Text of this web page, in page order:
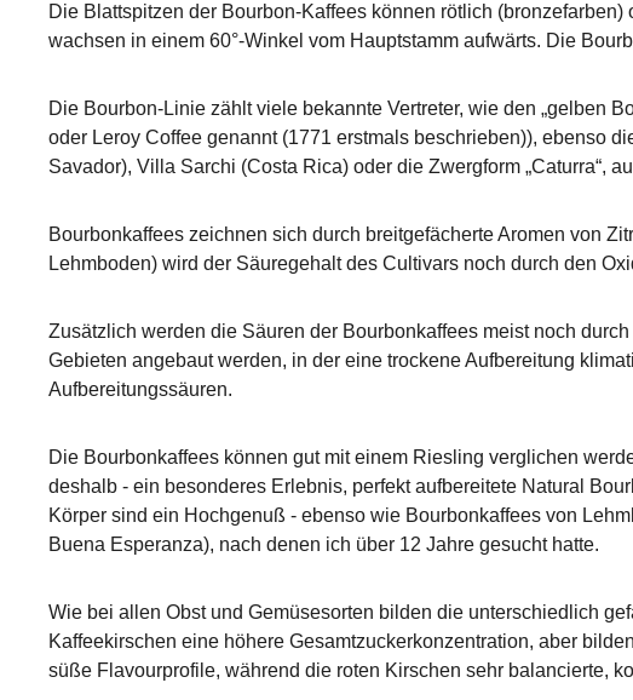
Die Blattspitzen der Bourbon-Kaffees können rötlich
wachsen in einem 60°-Winkel vom Hauptstamm aufwärts. Die
Die Bourbon-Linie zählt viele bekannte Vertreter, wie den „gelben
oder Leroy Coffee genannt (1771 erstmals beschrieben)), ebenso
Savador), Villa Sarchi (Costa Rica) oder die Zwergform „Caturra“,
Bourbonkaffees zeichnen sich durch breitgefächerte Aromen von
Lehmboden) wird der Säuregehalt des Cultivars noch durch den
Zusätzlich werden die Säuren der Bourbonkaffees meist noch
Gebieten angebaut werden, in der eine trockene Aufbereitung
Aufbereitungssäuren.
Die Bourbonkaffees können gut mit einem Riesling verglichen
deshalb - ein besonderes Erlebnis, perfekt aufbereitete Natural
Körper sind ein Hochgenuß - ebenso wie Bourbonkaffees von
Buena Esperanza), nach denen ich über 12 Jahre gesucht hatte.
Wie bei allen Obst und Gemüsesorten bilden die unterschiedlich
Kaffeekirschen eine höhere Gesamtzuckerkonzentration, aber
süße Flavourprofile, während die roten Kirschen sehr balancierte,